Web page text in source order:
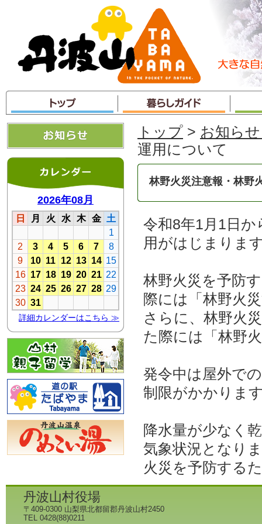
ャ
ン
プ
トップ > お知ら
運用について
林野火災注意報・林野
令和8年1月1日か
用がはじまりま
林野火災を予防
際には「林野火
さらに、林野火
た際には「林野
発令中は屋外で
制限がかかりま
降水量が少なく
気象状況となり
火災を予防する
丹波山村役場
〒409-0300 山梨県北都留郡丹波山村2450
TEL 0428(88)0211